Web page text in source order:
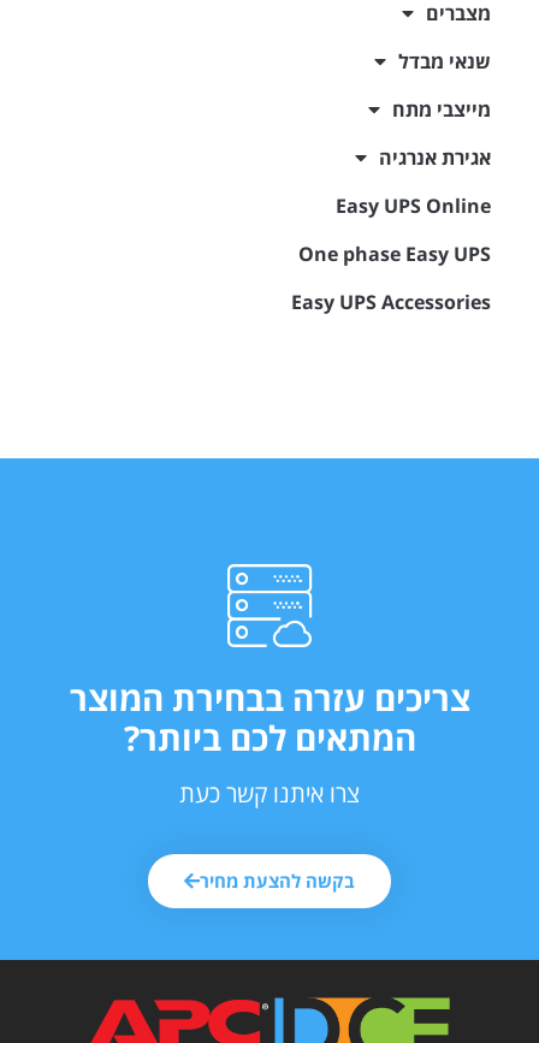
מצברים
שנאי מבדל
מייצבי מתח
אגירת אנרגיה
Easy UPS Online
One phase Easy UPS
Easy UPS Accessories
צריכים עזרה בבחירת המוצר
המתאים לכם ביותר?
צרו איתנו קשר כעת
בקשה להצעת מחיר